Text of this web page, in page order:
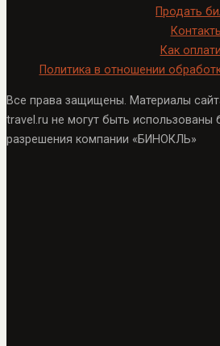
Продать
Как
Политика в отношении
Все права защищены. Материалы
travel.ru не могут быть использованы
разрешения компании «БИНОКЛЬ»